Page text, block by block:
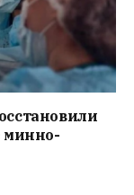
минно-